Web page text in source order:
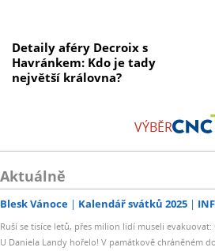
Detaily aféry Decroix s
Havránkem: Kdo je tady
největší královna?
VÝBĚR
Aktuálně
Blesk Vánoce Kalendář svátků 2025
Ruší se tisíce letů, přes milion lidí museli
U Daniela Landy hořelo! V památkově chráněném